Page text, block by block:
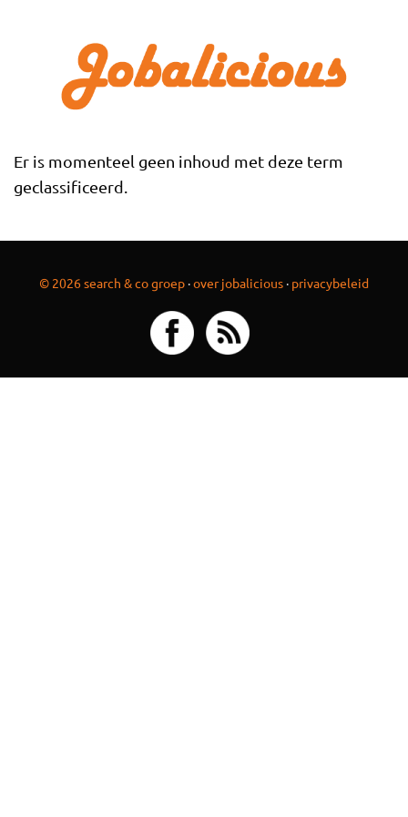
Er is momenteel geen inhoud met deze term
geclassificeerd.
© 2026 search & co groep ·over jobalicious · privacybeleid